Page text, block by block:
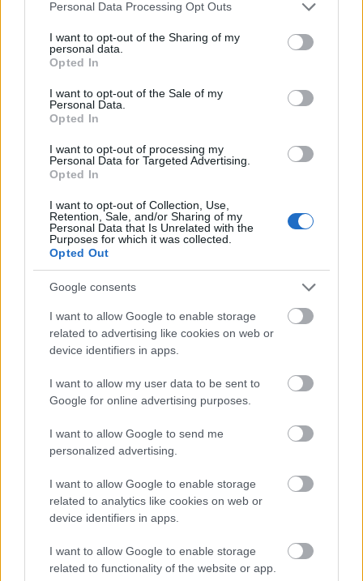
Please note that this website/app uses one or more Google
not limited to your visit or usage behaviour. You may click to
grant or deny consent to Google and its third-party tags to
use your data for below specified purposes in below Google
consent section.
Personal Data Processing Opt Outs
I want to opt-out of the Sharing of my
personal data.
Opted In
I want to opt-out of the Sale of my
Personal Data.
Opted In
I want to opt-out of processing my
Personal Data for Targeted Advertising.
Opted In
I want to opt-out of Collection, Use,
Retention, Sale, and/or Sharing of my
Personal Data that Is Unrelated with the
Purposes for which it was collected.
Opted Out
Google consents
I want to allow Google to enable storage
related to advertising like cookies on web or
device identifiers in apps.
I want to allow my user data to be sent to
Google for online advertising purposes.
I want to allow Google to send me
personalized advertising.
I want to allow Google to enable storage
related to analytics like cookies on web or
device identifiers in apps.
I want to allow Google to enable storage
related to functionality of the website or app.
A kánikula ellenére kiváló a nagy tavak vízminősége - hangzott
HÍRLEVÉL
E-mail cím
szabályzatot!
FELIRATKOZÁS
KECSKEMÉTEN IS SZAKIRÁNYÚ
TOVÁBBKÉPZÉSEKKEL ERŐSÍT A GÁL FERENC